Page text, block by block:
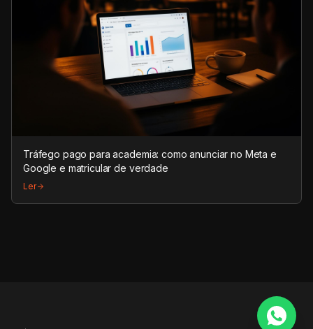
Tráfego pago para academia: como anunciar no Meta e
Google e matricular de verdade
Ler